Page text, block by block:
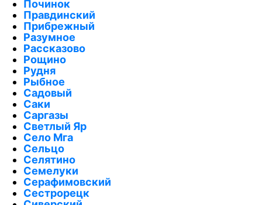
Починок
Правдинский
Прибрежный
Разумное
Рассказово
Рощино
Рудня
Рыбное
Садовый
Саки
Саргазы
Светлый Яр
Село Мга
Сельцо
Селятино
Семелуки
Серафимовский
Сестрорецк